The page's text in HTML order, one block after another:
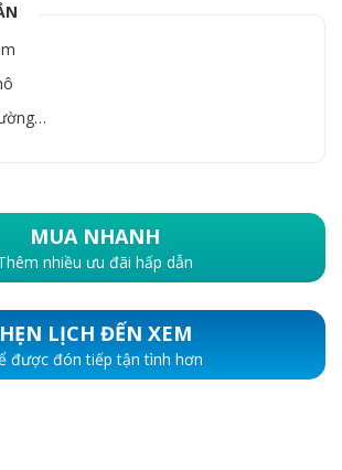
MUA NHANH
nhiều ưu đãi hấp dẫn
HẸN LỊCH ĐẾN XEM
được đón tiếp tận tình hơn